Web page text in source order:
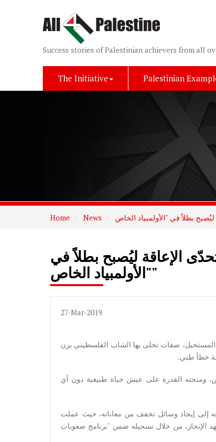
Success stories of Palestinian achievers from all
The Initiative Palestinian
Home News
الإعاقة ليُصبح بطلاً في
"الأولمبياد الخاص"
27-Mar-2019
المستحيل، صفات تحلى بها الشاب الفلسطيني يزن
ومنحته القدرة على عيش حياة طبيعية دون أي
إلى إيجاد وسائل تخفف من معاناته، حيث عملت
الإنجاز، من خلال تسجيله ضمن "برنامج صعوبات